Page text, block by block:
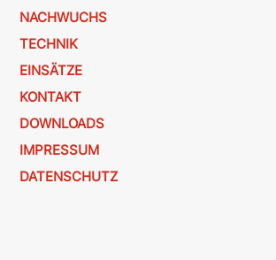
NACHWUCHS
TECHNIK
EINSÄTZE
KONTAKT
DOWNLOADS
IMPRESSUM
DATENSCHUTZ